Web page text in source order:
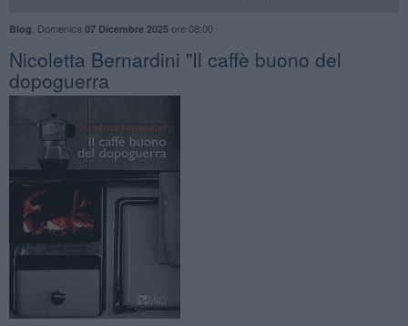
Blog Domenica 07 Dicembre 2025ore 08:00
​Nicoletta Bernardini "Il caffè buono del
dopoguerra